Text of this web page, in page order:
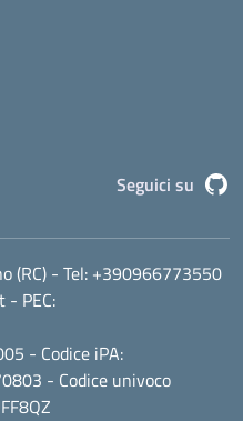
Seguici su
(RC) - Tel: +390966773550
- PEC:
- Codice iPA:
- Codice univoco